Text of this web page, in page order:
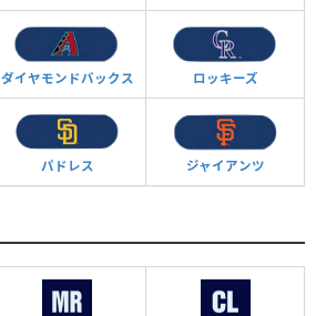
ダイヤモンドバックス ロッキーズ
パドレス ジャイアンツ